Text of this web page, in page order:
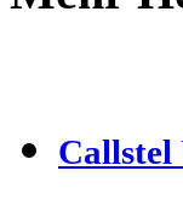
Callstel